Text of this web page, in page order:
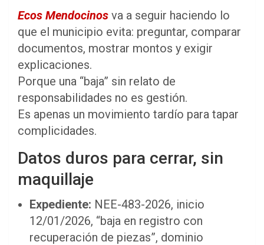
Ecos Mendocinos va a seguir haciendo lo
que el municipio evita: preguntar, comparar
documentos, mostrar montos y exigir
explicaciones.
Porque una “baja” sin relato de
responsabilidades no es gestión.
Es apenas un movimiento tardío para tapar
complicidades.
Datos duros para cerrar, sin
maquillaje
Expediente: NEE-483-2026, inicio
12/01/2026, “baja en registro con
recuperación de piezas”, dominio